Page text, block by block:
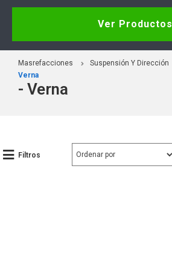
Ver Productos
Masrefacciones Suspensión Y Dirección
Verna
- Verna
Filtros